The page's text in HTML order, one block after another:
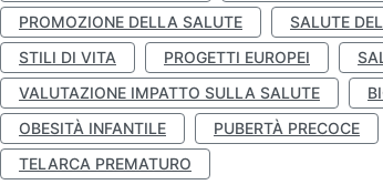
PROMOZIONE DELLA SALUTE
SALUTE
STILI DI VITA
PROGETTI EUROPEI
VALUTAZIONE IMPATTO SULLA SALUTE
OBESITÀ INFANTILE
PUBERTÀ PRECOCE
TELARCA PREMATURO